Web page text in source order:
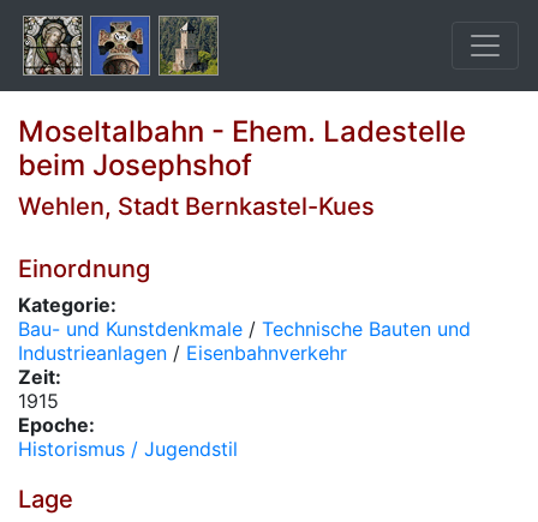
Moseltalbahn - Ehem. Ladestelle
beim Josephshof
Wehlen, Stadt Bernkastel-Kues
Einordnung
Kategorie:
Bau- und Kunstdenkmale / Technische Bauten und
Industrieanlagen / Eisenbahnverkehr
Zeit:
1915
Epoche:
Historismus / Jugendstil
Lage